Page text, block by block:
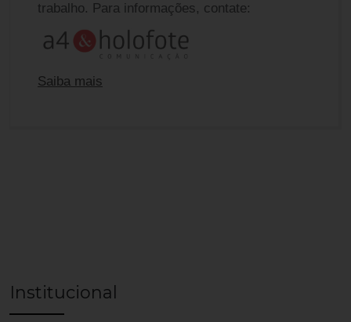
trabalho. Para informações, contate:
Saiba mais
almirsoares@a4eholofote.com.br
Institucional